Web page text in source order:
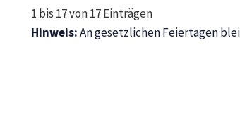
1 bis 17 von 17 Einträgen
Hinweis:An gesetzlichen Feiertagen